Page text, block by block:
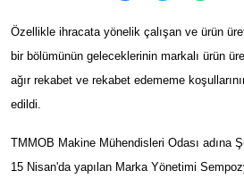
Özellikle ihracata yönelik çalışan ve ürün
bir bölümünün geleceklerinin markalı ürün
ağır rekabet ve rekabet edememe
edildi.
TMMOB Makine Mühendisleri Odası adına
15 Nisan'da yapılan Marka Yönetimi